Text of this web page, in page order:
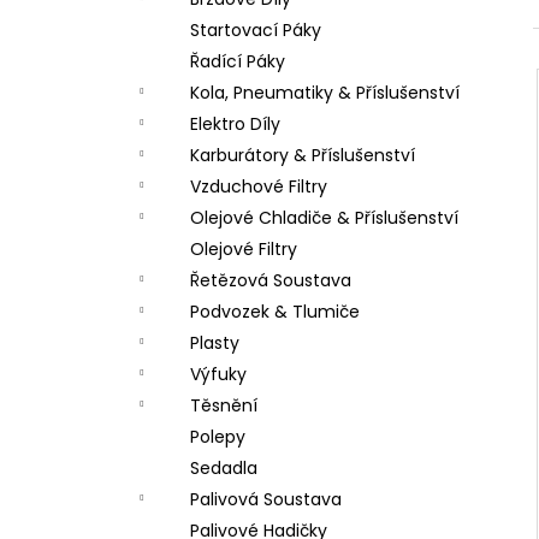
Startovací Páky
Řadící Páky
Kola, Pneumatiky & Příslušenství
Elektro Díly
Karburátory & Příslušenství
Vzduchové Filtry
Olejové Chladiče & Příslušenství
Olejové Filtry
Řetězová Soustava
Podvozek & Tlumiče
Plasty
Výfuky
Těsnění
Polepy
Sedadla
Palivová Soustava
Palivové Hadičky
PITBIKE SPOJKOVÉ LANKO 94CM, VÝSUV
6CM STOMP, DEMONX ,WPB
180 Kč